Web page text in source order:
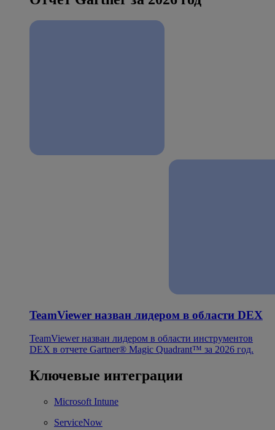
TeamViewer назван лидером в области DEX
TeamViewer назван лидером в области инструментов
DEX в отчете Gartner® Magic Quadrant™ за 2026 год.
Ключевые интеграции
Microsoft Intune
ServiceNow